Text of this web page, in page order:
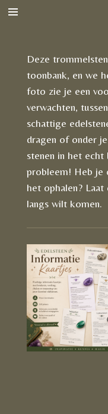
Ga
hoofdinhoud
Deze
toonbank, en we
foto zie je een
verwachten,
schattige
dragen of onder
stenen in het echt
probleem! Heb je
het ophalen? Laat
langs wilt komen.